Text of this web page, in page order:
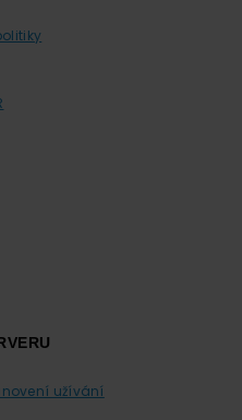
užívání